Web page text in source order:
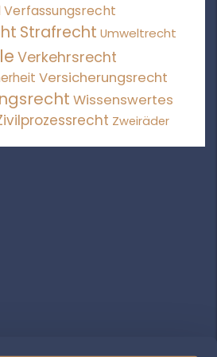
Strafrecht Umweltrecht
Verkehrsrecht
Versicherungsrecht
Wissenswertes
Zweiräder